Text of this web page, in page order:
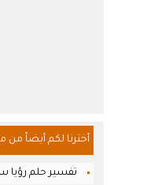
أخترنا لكم أيضاً من
تفسير حلم رؤيا